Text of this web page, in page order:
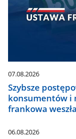
07.08.2026
Szybsze
konsumentów i
frankowa
06.08.2026